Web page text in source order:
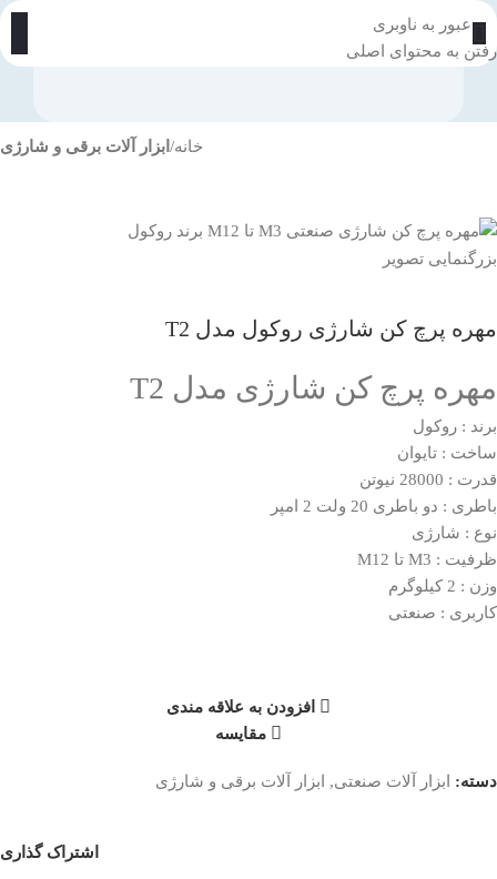
عبور به ناوبری
رفتن به محتوای اصلی
خانه ابزار آلات برقی و شارژی
بزرگنمایی تصویر
مهره پرچ کن شارژی روکول مدل T2
مهره پرچ کن شارژی مدل T2
برند : روکول
ساخت : تایوان
قدرت : 28000 نیوتن
باطری : دو باطری 20 ولت 2 امپر
نوع : شارژی
ظرفیت : M3 تا M12
وزن : 2 کیلوگرم
کاربری : صنعتی
افزودن به علاقه مندی
مقایسه
دسته: ابزار آلات صنعتی, ابزار آلات برقی و شارژی
اشتراک گذاری